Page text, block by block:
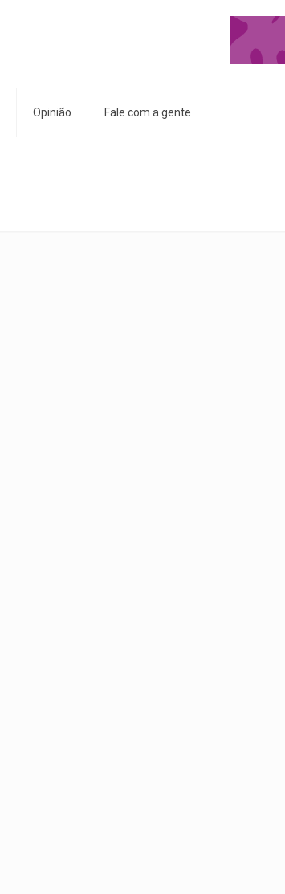
Opinião Fale com a gente